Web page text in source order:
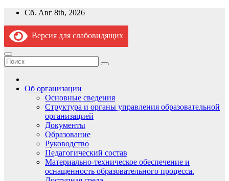
Перейти
содержимому
Сб. Авг 8th, 2026
Версия для слабовидящих
Об организации
Основные сведения
Структура и органы управления образовательной
организацией
Документы
Образование
Руководство
Педагогический состав
Материально-техническое обеспечение и
оснащенность образовательного процесса.